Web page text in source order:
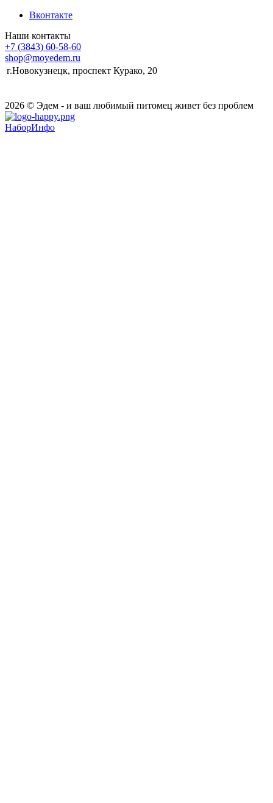
Вконтакте
Наши контакты
+7 (3843) 60-58-60
shop@moyedem.ru
г.Новокузнецк, проспект Курако, 20
2026 © Эдем - и ваш любимый питомец живет без проблем
НаборИнфо